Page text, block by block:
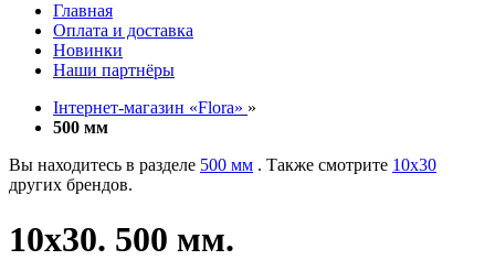
Главная
Оплата и доставка
Новинки
Наши партнёры
Інтернет-магазин «Flora» »
500 мм
Вы находитесь в разделе 500 мм . Также смотрите 10х30
других брендов.
10х30. 500 мм.